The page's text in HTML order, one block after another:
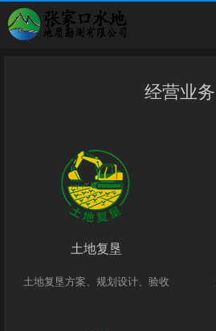
经营业务
土地复垦
土地复垦方案、规划设计、验收